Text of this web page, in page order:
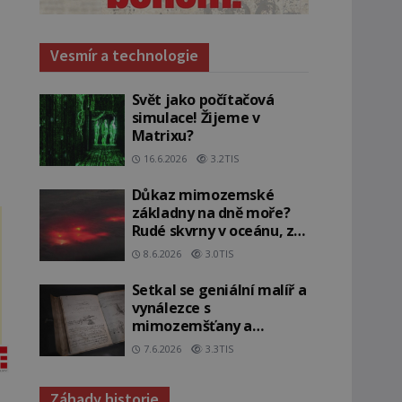
Vesmír a technologie
Svět jako počítačová
simulace! Žijeme v
Matrixu?
16.6.2026 3.2TIS
Důkaz mimozemské
základny na dně moře?
Rudé skvrny v oceánu, ze
kterých srší blesky!
8.6.2026 3.0TIS
Setkal se geniální malíř a
vynálezce s
mimozemšťany a
vstoupil do jiné dimenze?
7.6.2026 3.3TIS